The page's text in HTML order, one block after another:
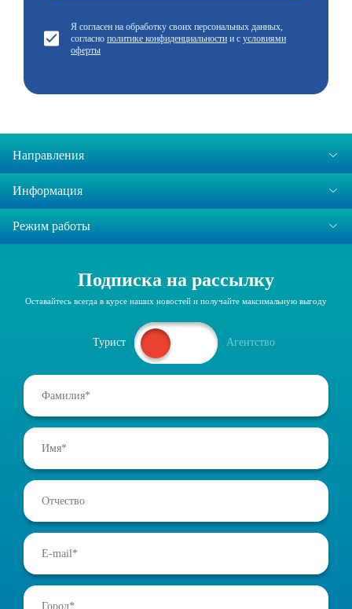
Я согласен на обработку своих персональных данных,
согласно политике конфиденциальности и с условиями
оферты
Направления
Информация
Режим работы
Подписка на рассылку
Оставайтесь всегда в курсе наших новостей и получайте максимальную выгоду
Турист Агентство